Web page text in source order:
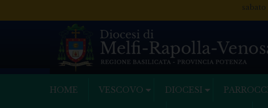
HOME VESCOVO DIOCESI